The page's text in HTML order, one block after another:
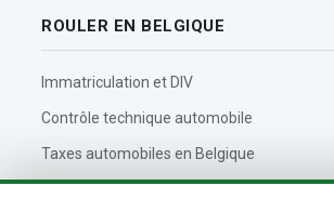
ROULER EN BELGIQUE
Immatriculation et DIV
Contrôle technique automobile
Taxes automobiles en Belgique
Assurance automobile